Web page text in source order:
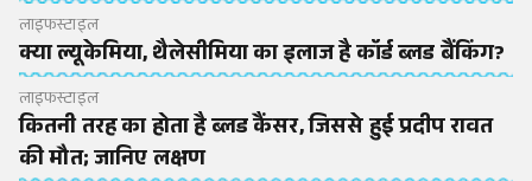
लाइफस्टाइल
क्या ल्यूकेमिया, थैलेसीमिया का इलाज है कॉर्ड ब्लड बैंकिंग?
लाइफस्टाइल
कितनी तरह का होता है ब्लड कैंसर, जिससे हुई प्रदीप रावत
की मौत; जानिए लक्षण